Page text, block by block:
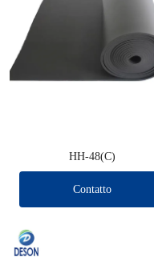
HH-48(C)
Contatto